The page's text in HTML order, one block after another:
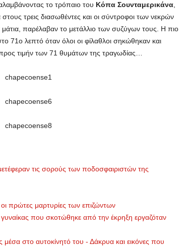
το τρόπαιο του Κόπα Σουνταμερικάνα,
τρεις διασωθέντες και οι σύντροφοι των νεκρών
παρέλαβαν το μετάλλιο των συζύγων τους. Η πιο
71ο λεπτό όταν όλοι οι φίλαθλοι σηκώθηκαν και
τιμήν των 71 θυμάτων της τραγωδίας…
τις σορούς των ποδοσφαιριστών της
πρώτες μαρτυρίες των επιζώντων
που σκοτώθηκε από την έκρηξη εργαζόταν
μέσα στο αυτοκίνητό του - Δάκρυα και εικόνες που